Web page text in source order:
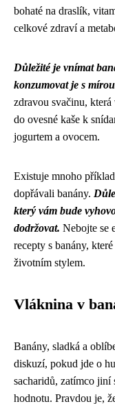
bohaté na draslík,
celkové zdraví a
Důležité je vnímat
konzumovat je s
zdravou svačinu,
do ovesné kaše k
jogurtem a ovocem.
Existuje mnoho
dopřávali banány.
který vám bude
dodržovat. Nebojte se
recepty s banány,
životním stylem.
Vláknina v
Banány, sladká a
diskuzí, pokud jde o
sacharidů, zatímco
hodnotu. Pravdou je,